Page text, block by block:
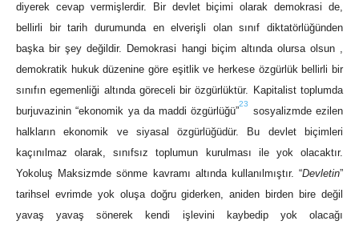
diyerek cevap vermişlerdir. Bir devlet biçimi olarak demokrasi de,
bellirli bir tarih durumunda en elverişli olan sınıf diktatörlüğünden
başka bir şey değildir. Demokrasi hangi biçim altında olursa olsun ,
demokratik hukuk düzenine göre eşitlik ve herkese özgürlük bellirli bir
sınıfın egemenliği altında göreceli bir özgürlüktür. Kapitalist toplumda
burjuvazinin “ekonomik ya da maddi özgürlüğü”
23
sosyalizmde ezilen
halkların ekonomik ve siyasal özgürlüğüdür. Bu devlet biçimleri
kaçınılmaz olarak, sınıfsız toplumun kurulması ile yok olacaktır.
Yokoluş Maksizmde sönme kavramı altında kullanılmıştır. “Devletin”
tarihsel evrimde yok oluşa doğru giderken, aniden birden bire değil
yavaş yavaş sönerek kendi işlevini kaybedip yok olacağı